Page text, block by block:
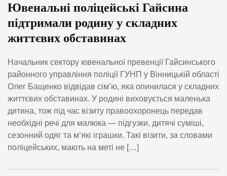
Ювенальні поліцейські Гайсина
підтримали родину у складних
життєвих обставинах
Начальник сектору ювенальної превенції Гайсинського
районного управління поліції ГУНП у Вінницькій області
Олег Бащенко відвідав сім’ю, яка опинилася у складних
життєвих обставинах. У родині виховується маленька
дитина, тож під час візиту правоохоронець передав
необхідні речі для малюка — підгузки, дитячі суміші,
сезонний одяг та м’які іграшки. Такі візити, за словами
поліцейських, мають на меті не […]